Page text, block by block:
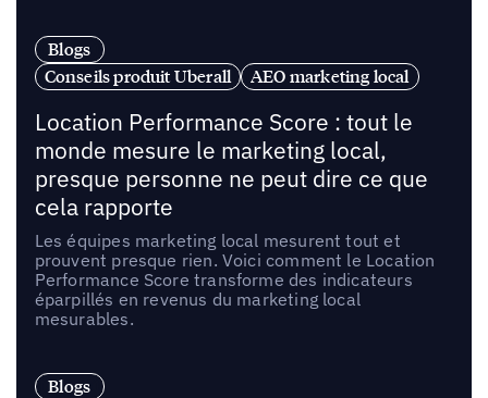
Blogs
Conseils produit Uberall
AEO marketing local
Location Performance Score : tout le
monde mesure le marketing local,
presque personne ne peut dire ce que
cela rapporte
Les équipes marketing local mesurent tout et
prouvent presque rien. Voici comment le Location
Performance Score transforme des indicateurs
éparpillés en revenus du marketing local
mesurables.
Blogs